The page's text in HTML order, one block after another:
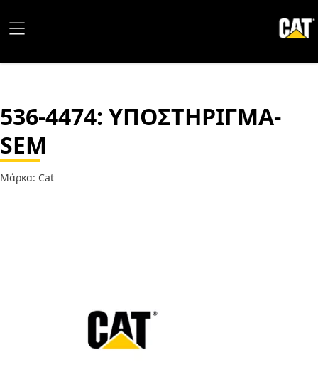
536-4474: ΥΠΟΣΤΗΡΙΓΜΑ-
SEM
Μάρκα: Cat